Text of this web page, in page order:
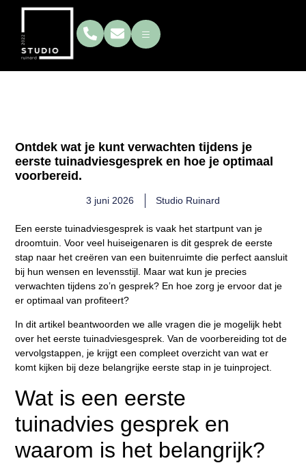
Wat gebeurt er tijdens het
eerste tuinadvies gesprek?
Ontdek wat je kunt verwachten tijdens je
eerste tuinadviesgesprek en hoe je optimaal
voorbereid.
3 juni 2026 Studio Ruinard
Een eerste tuinadviesgesprek is vaak het startpunt van je
droomtuin. Voor veel huiseigenaren is dit gesprek de eerste
stap naar het creëren van een buitenruimte die perfect aansluit
bij hun wensen en levensstijl. Maar wat kun je precies
verwachten tijdens zo’n gesprek? En hoe zorg je ervoor dat je
er optimaal van profiteert?
In dit artikel beantwoorden we alle vragen die je mogelijk hebt
over het eerste tuinadviesgesprek. Van de voorbereiding tot de
vervolgstappen, je krijgt een compleet overzicht van wat er
komt kijken bij deze belangrijke eerste stap in je tuinproject.
Wat is een eerste
tuinadvies gesprek en
waarom is het belangrijk?